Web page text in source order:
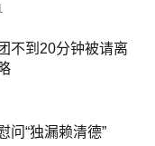
不到20分钟被请离
问“独漏赖清德”